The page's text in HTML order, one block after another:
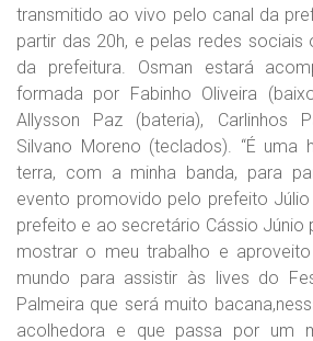
transmitido ao vivo pelo canal da
partir das 20h, e pelas redes
da prefeitura. Osman estará
formada por Fabinho Oliveira
Allysson Paz (bateria), Carlinhos
Silvano Moreno (teclados). “É uma
terra, com a minha banda, para
evento promovido pelo prefeito
prefeito e ao secretário Cássio Júnio
mostrar o meu trabalho e
mundo para assistir às lives do
Palmeira que será muito
acolhedora e que passa por um